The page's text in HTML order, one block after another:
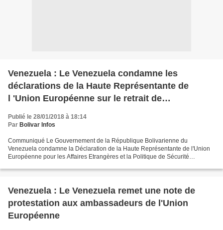
Venezuela : Le Venezuela condamne les
déclarations de la Haute Représentante de
l 'Union Européenne sur le retrait de
l'ambassadeur d'Espagne
Publié le 28/01/2018 à 18:14
Par Bolivar Infos
Communiqué Le Gouvernement de la République Bolivarienne du
Venezuela condamne la Déclaration de la Haute Représentante de l'Union
Européenne pour les Affaires Etrangères et la Politique de Sécurité
Venezuela : Le Venezuela remet une note de
protestation aux ambassadeurs de l'Union
Européenne